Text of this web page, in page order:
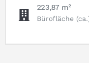
223,87 m²
Bürofläche